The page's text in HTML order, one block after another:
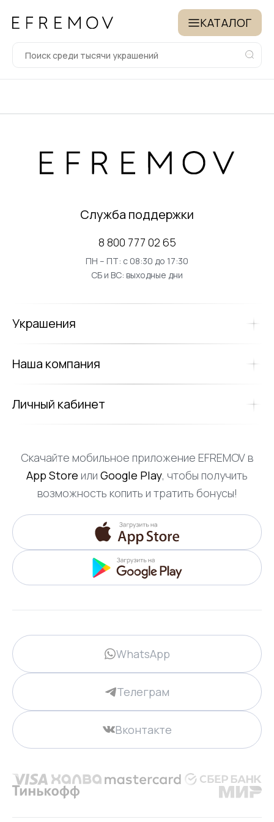
КАТАЛОГ
Служба поддержки
8 800 777 02 65
ПН – ПТ: с 08:30 до 17:30
СБ и ВС: выходные дни
Украшения
Наша компания
Личный кабинет
Скачайте мобильное приложение EFREMOV в
App Store или Google Play, чтобы получить
возможность копить и тратить бонусы!
WhatsApp
Телеграм
Вконтакте